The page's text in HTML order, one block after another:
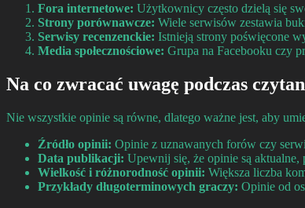
Fora internetowe: Użytkownicy często dzielą się
Strony porównawcze: Wiele serwisów zestawia
Serwisy recenzenckie: Istnieją strony poświęcone
Media społecznościowe: Grupa na Facebooku czy
Na co zwracać uwagę podczas
Nie wszystkie opinie są równe, dlatego ważne jest, aby
Źródło opinii: Opinie z uznawanych forów czy
Data publikacji: Upewnij się, że opinie są
Wielkość i różnorodność opinii: Większa liczba
Przykłady długoterminowych graczy: Opinie od